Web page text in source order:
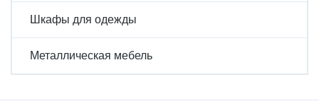
Шкафы для одежды
Металлическая мебель